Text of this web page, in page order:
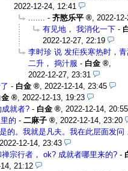
2022-12-24, 12:41
-齐愍乐平
2022-
有见地， 我消化一下 -
2022-12-27, 22:19
李时珍 说 发疟疾寒热时，
二升， 捣汁服 - 白金
2022-12-27, 23:31
- 白金
2022-12-14, 23:45
金
2022-12-13, 19:23
就者? - 白金
2022-12-14, 20:55
的 - 二麻子
2022-12-14, 23:20
是的。我就是凡夫。我在此层面发问
2022-12-14, 23:43
禅宗行者， ok? 成就者哪里来的? -
21:12